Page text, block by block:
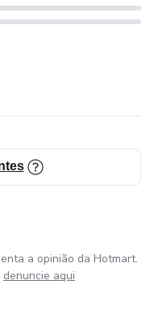
a opinião da Hotmart.
denuncie aqui